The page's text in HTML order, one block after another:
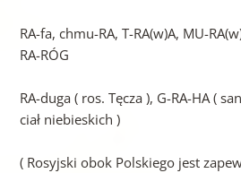
RA-fa, chmu-RA, T-RA(w)A, MU-
RA-RÓG
RA-duga ( ros. Tęcza ), G-RA-HA (
ciał niebieskich )
( Rosyjski obok Polskiego jest